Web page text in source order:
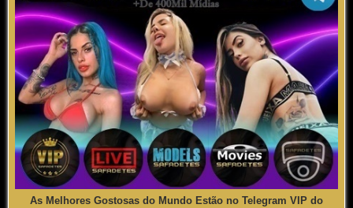
As Melhores Gostosas do Mundo Estão no Telegram VIP do